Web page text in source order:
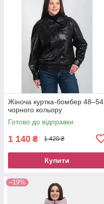
Жіноча куртка-бомбер 48–54
чорного кольору
Готово до відправки
1 140 ₴ 1 420 ₴
Купити
–19%